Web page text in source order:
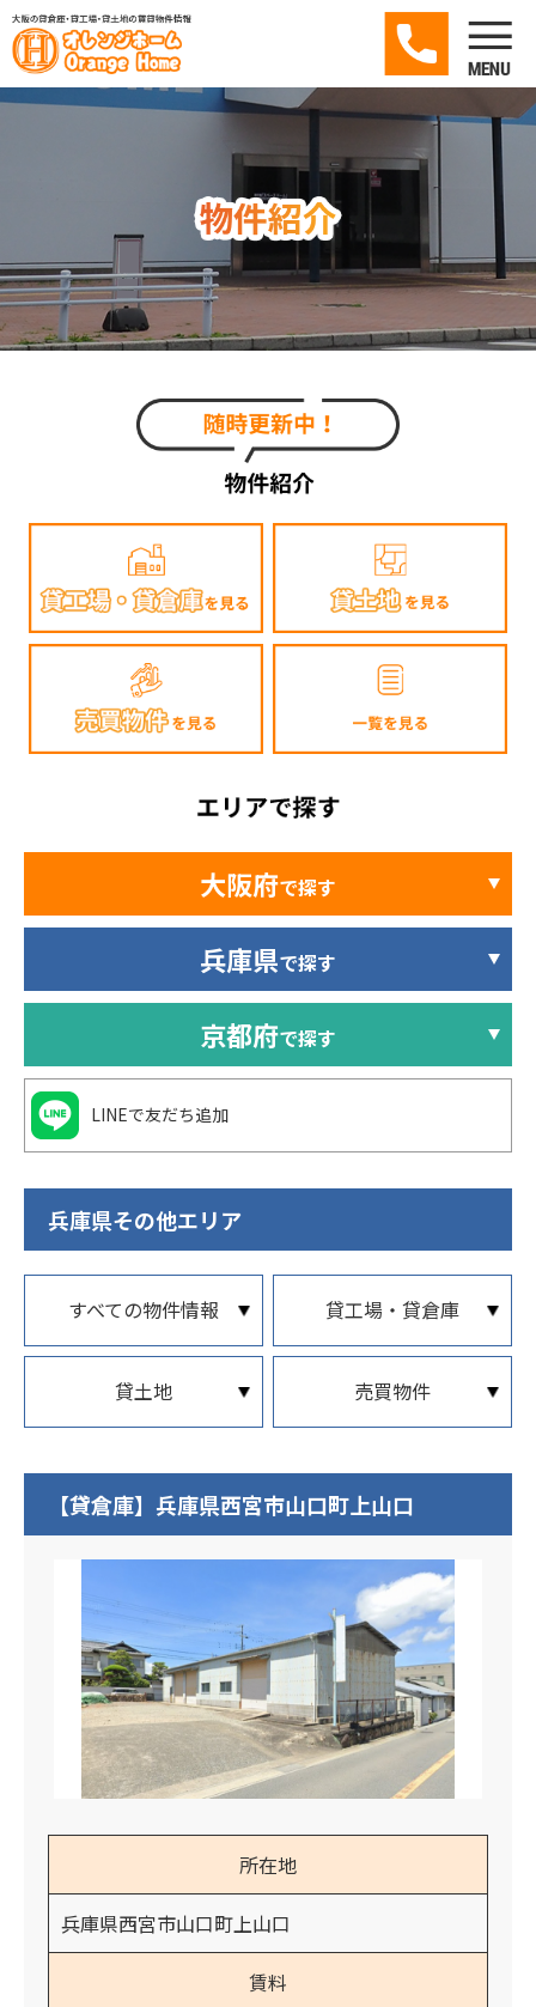
兵庫県その他エリア
すべての物件情報 貸工場・貸倉庫
貸土地 売買物件
【貸倉庫】兵庫県西宮市山口町上山口
所在地
兵庫県西宮市山口町上山口
賃料
大阪府で探す
兵庫県で探す
京都府で探す
LINEで友だち追加